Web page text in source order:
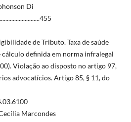
Di
de Tributo. Taxa de saúde
cálculo definida em norma infralegal
Violação ao disposto no artigo 97,
advocatícios. Artigo 85, § 11, do
Marcondes